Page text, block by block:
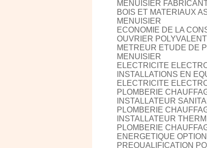
MENUISIER
BOIS ET MATERIAUX
MENUISIER
ECONOMIE DE LA
OUVRIER
METREUR ETUDE DE
MENUISIER
ELECTRICITE
INSTALLATIONS EN
ELECTRICITE
PLOMBERIE
INSTALLATEUR
PLOMBERIE
INSTALLATEUR
PLOMBERIE
ENERGETIQUE
PREQUALIFICATION